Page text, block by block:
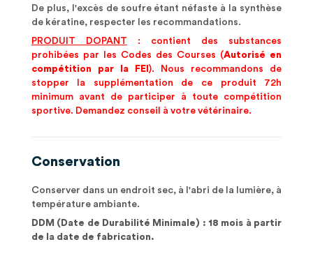
De plus, l'excès de soufre étant néfaste à la synthèse
de kératine, respecter les recommandations.
PRODUIT DOPANT : contient des substances
prohibées par les Codes des Courses (Autorisé en
compétition par la FEI ). Nous recommandons de
stopper la supplémentation de ce produit 72h
minimum avant de participer à toute compétition
sportive. Demandez conseil à votre vétérinaire.
Conservation
Conserver dans un endroit sec, à l'abri de la lumière, à
température ambiante.
DDM (Date de Durabilité Minimale) : 18 mois à partir
de la date de fabrication.